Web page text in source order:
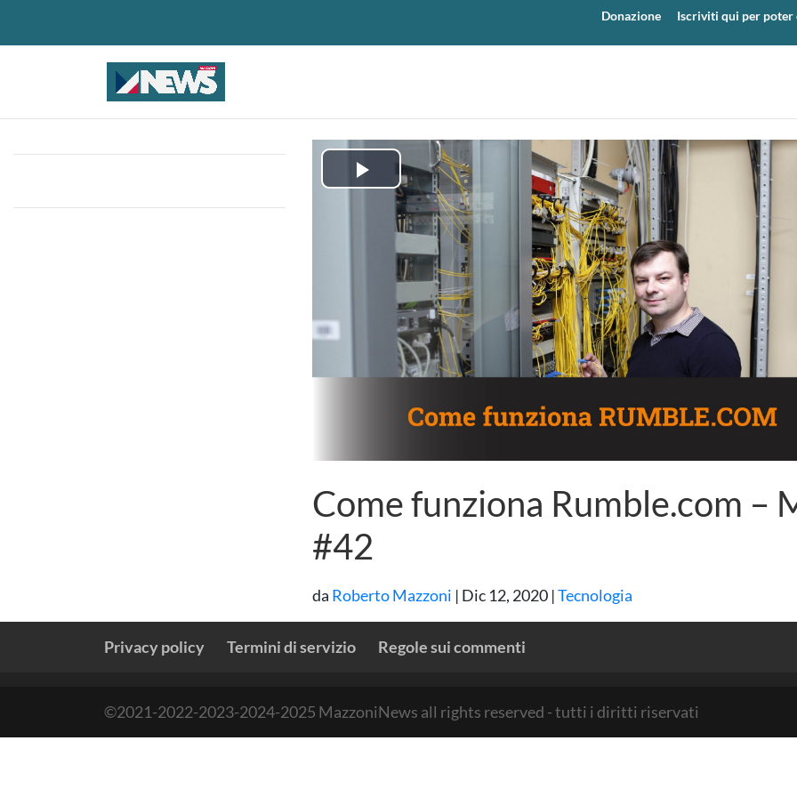
Donazione Iscriviti qui per poter
Play
Video
Come funziona Rumble.com –
#42
da Roberto Mazzoni | Dic 12, 2020 |Tecnologia
Privacy policy Termini di servizio Regole sui commenti
©2021-2022-2023-2024-2025 MazzoniNews all rights reserved - tutti i diritti riservati